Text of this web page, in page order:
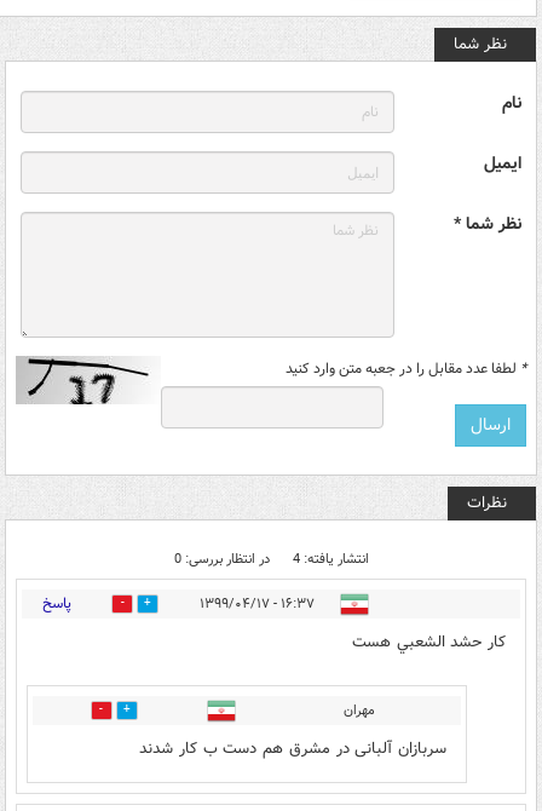
نظر شما
نام
ایمیل
نظر شما *
* لطفا عدد مقابل را در جعبه متن وارد کنید
نظرات
انتشار یافته: 4 در انتظار بررسی: 0
۱۶:۳۷ - ۱۳۹۹/۰۴/۱۷ 12 پاسخ
كار حشد الشعبي هست
مهران 4
سربازان آلبانی در مشرق هم دست ب کار شدند